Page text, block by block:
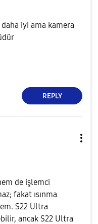
iyi ama kamera
REPLY
de işlemci
fakat ısınma
S22 Ultra
ancak S22 Ultra